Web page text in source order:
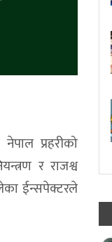
प्रहरीको
र राजश्व
ईन्सपेक्टरले